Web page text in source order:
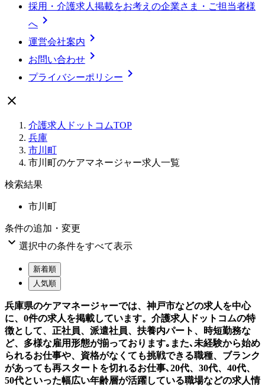
採用・介護求人掲載をお考えの企業さま・ご担当者様
へ 
運営会社案内 
お問い合わせ 
プライバシーポリシー 

介護求人ドットコムTOP
兵庫
市川町
市川町のケアマネージャー求人一覧
検索結果
市川町
条件の追加・変更
 選択中の条件をすべて表示
新着順
人気順
兵庫県のケアマネージャーでは、神戸市などの求人を中心
に、0件の求人を掲載しています。介護求人ドットコムの特
徴として、正社員、派遣社員、扶養内パート、時短勤務な
ど、多様な雇用形態が揃っております｡また､未経験から始め
られるお仕事や、資格がなくても挑戦できる職種、ブランク
があっても再スタートを切れるお仕事､20代、30代、40代、
50代といった幅広い年齢層が活躍している職場などの求人情